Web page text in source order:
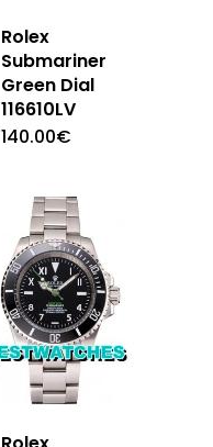
Rolex
Submariner
Green Dial
116610LV
140.00€